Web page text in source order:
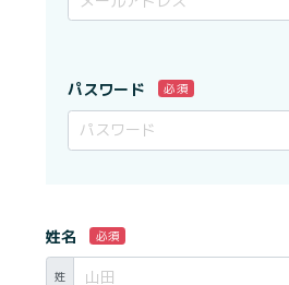
パスワード 必須
姓名 必須
姓